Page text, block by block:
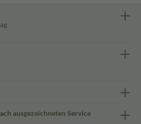
ausgezeichneten Service